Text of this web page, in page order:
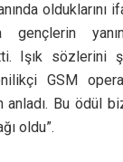
olduklarını
Işık sözlerini
GSM
anladı. Bu ödül
oldu”.